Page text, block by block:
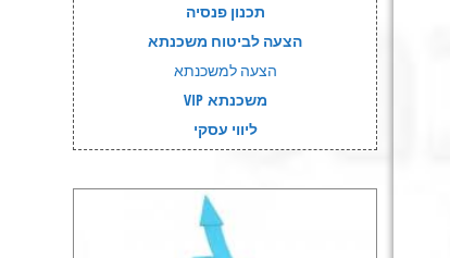
תכנון פנסיה
הצעה לביטוח משכנתא
הצעה למשכנתא
משכנתא VIP
ליווי עסקי